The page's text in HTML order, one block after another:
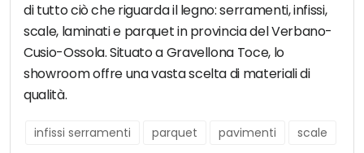
di tutto ciò che riguarda il legno: serramenti, infissi,
scale, laminati e parquet in provincia del Verbano-
Cusio-Ossola. Situato a Gravellona Toce, lo
showroom offre una vasta scelta di materiali di
qualità.
infissi serramenti parquet pavimenti scale